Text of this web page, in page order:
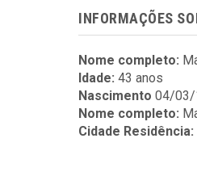
INFORMAÇÕES
Nome completo:
Idade: 43 anos
Nascimento 04/03/
Nome completo:
Cidade Residência: